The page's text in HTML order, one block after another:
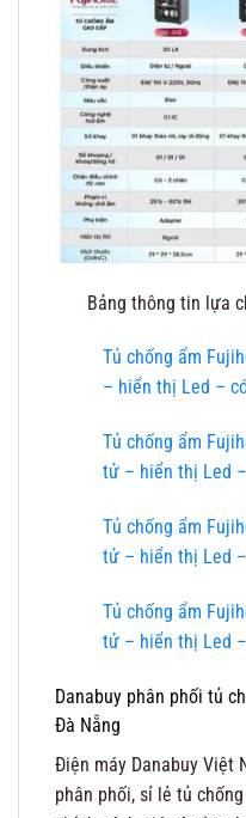
Bảng thông tin lựa
Tủ chống ẩm
– hiển thị Led –
Tủ chống ẩm
tử – hiển thị Led
Tủ chống ẩm
tử – hiển thị Led
Tủ chống ẩm
tử – hiển thị Led
Danabuy phân phối tủ
Đà Nẵng
Điện máy Danabuy Việt
phân phối, sỉ lẻ tủ